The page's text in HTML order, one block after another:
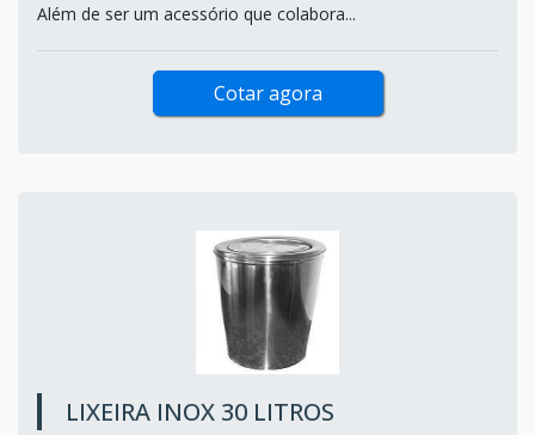
Além de ser um acessório que colabora...
Cotar agora
LIXEIRA INOX 30 LITROS